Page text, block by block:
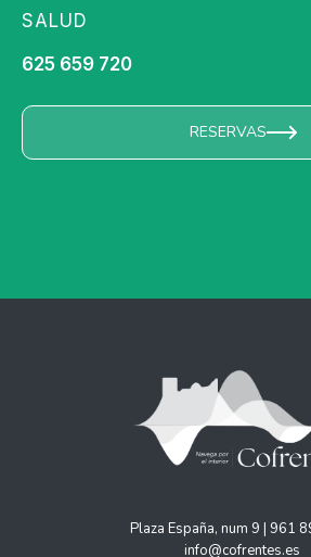
SALUD
625 659 720
RESERVAS
Plaza España, num 9 | 961
info@cofrentes.es